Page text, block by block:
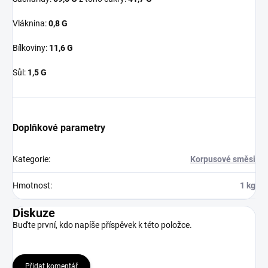
Vláknina:0,8 G
Bílkoviny: 11,6 G
Sůl: 1,5 G
Doplňkové parametry
Kategorie: Korpusové směsi
Hmotnost: 1 kg
Diskuze
Buďte první, kdo napíše příspěvek k této položce.